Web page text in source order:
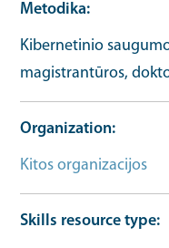
Metodika
Kibernetinio
magistrantūros,
Organization
Kitos organizacijos
Skills resource type